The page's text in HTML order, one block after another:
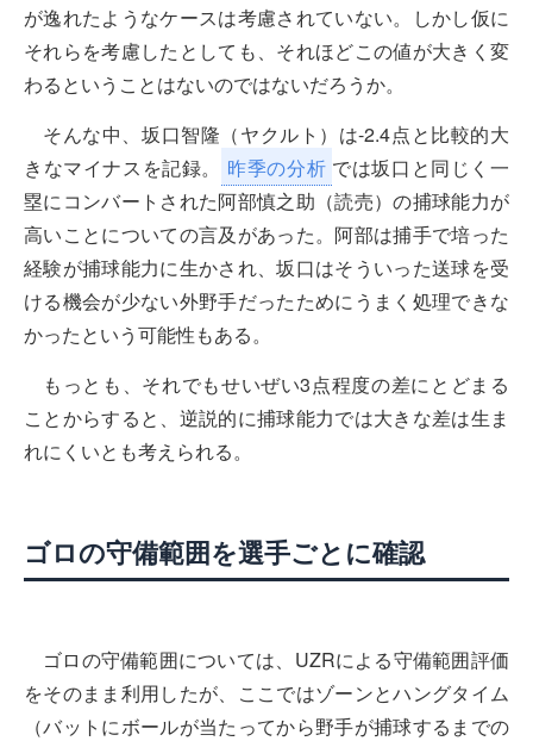
が逸れたようなケースは考慮されていない。しかし仮に
それらを考慮したとしても、それほどこの値が大きく変
わるということはないのではないだろうか。
そんな中、坂口智隆（ヤクルト）は-2.4点と比較的大
きなマイナスを記録。
昨季の分析 では坂口と同じく一
塁にコンバートされた阿部慎之助（読売）の捕球能力が
高いことについての言及があった。阿部は捕手で培った
経験が捕球能力に生かされ、坂口はそういった送球を受
ける機会が少ない外野手だったためにうまく処理できな
かったという可能性もある。
もっとも、それでもせいぜい3点程度の差にとどまる
ことからすると、逆説的に捕球能力では大きな差は生ま
れにくいとも考えられる。
ゴロの守備範囲を選手ごとに確認
ゴロの守備範囲については、UZRによる守備範囲評価
をそのまま利用したが、ここではゾーンとハングタイム
（バットにボールが当たってから野手が捕球するまでの